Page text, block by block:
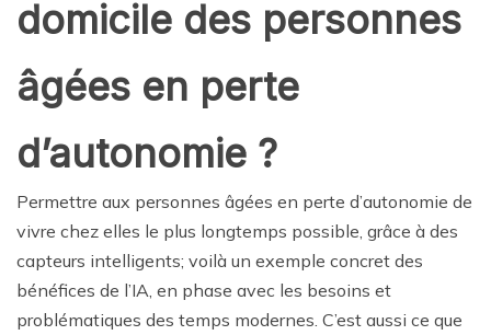
domicile des personnes
âgées en perte
d’autonomie ?
Permettre aux personnes âgées en perte d’autonomie de
vivre chez elles le plus longtemps possible, grâce à des
capteurs intelligents; voilà un exemple concret des
bénéfices de l’IA, en phase avec les besoins et
problématiques des temps modernes. C’est aussi ce que